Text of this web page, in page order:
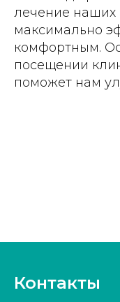
лечение наших
максимально
комфортным.
посещении
поможет нам
Контакты